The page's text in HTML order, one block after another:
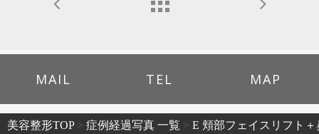
手術後鈍い痛み、違和感を生じるこ
傷跡
オープンアプローチで行う手術のた
肋軟骨の場合バストの下）に傷が残
手術後鼻づまりが起こります。6か
場合、改善させるための手術が必要
感染
どのような手術でも感染のリスクが
MAIL TEL MAP
美容整形TOP> 症例経過写真 一覧 > E 頬部フェイスリフト